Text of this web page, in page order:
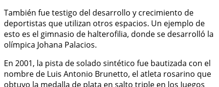
También fue testigo del desarrollo y crecimiento de
deportistas que utilizan otros espacios. Un ejemplo de
esto es el gimnasio de halterofilia, donde se desarrolló la
olímpica Johana Palacios.
En 2001, la pista de solado sintético fue bautizada con el
nombre de Luis Antonio Brunetto, el atleta rosarino que
obtuvo la medalla de plata en salto triple en los Juegos